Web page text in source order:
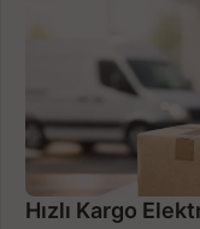
Hızlı Kargo